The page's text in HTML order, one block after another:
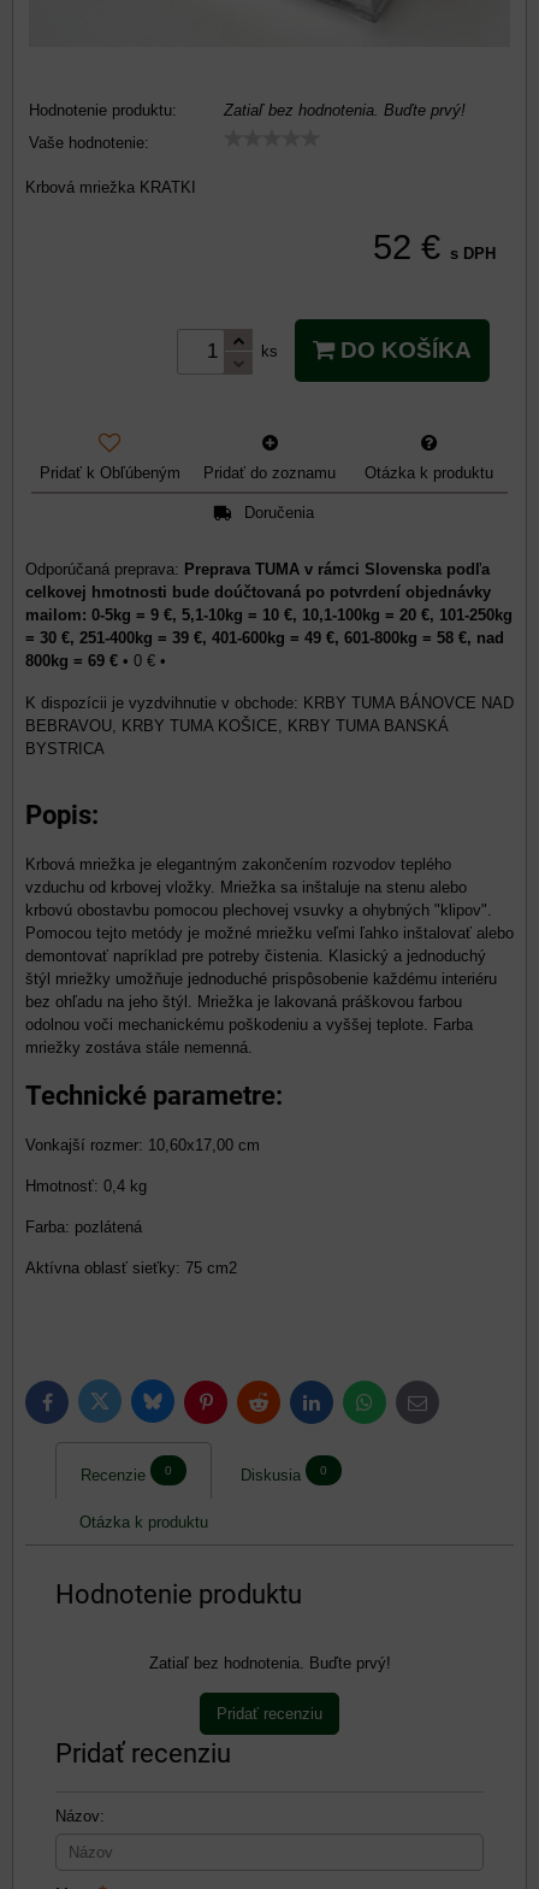
Hodnotenie produktu:
Zatiaľ bez hodnotenia. Buďte prvý!
Vaše hodnotenie:
Krbová mriežka KRATKI
52 € s DPH
ks DO KOŠÍKA
Pridať k Obľúbeným Pridať do zoznamu Otázka k produktu
Doručenia
Preprava TUMA v rámci Slovenska podľa
celkovej hmotnosti bude doúčtovaná po potvrdení objednávky
mailom: 0-5kg = 9 €, 5,1-10kg = 10 €, 10,1-100kg = 20 €, 101-250kg
= 30 €, 251-400kg = 39 €, 401-600kg = 49 €, 601-800kg = 58 €, nad
800kg = 69 € • 0 € •
KRBY TUMA BÁNOVCE NAD
BEBRAVOU, KRBY TUMA KOŠICE, KRBY TUMA BANSKÁ
BYSTRICA
Popis:
Krbová mriežka je elegantným zakončením rozvodov teplého
vzduchu od krbovej vložky. Mriežka sa inštaluje na stenu alebo
krbovú obostavbu pomocou plechovej vsuvky a ohybných "klipov".
Pomocou tejto metódy je možné mriežku veľmi ľahko inštalovať alebo
demontovať napríklad pre potreby čistenia. Klasický a jednoduchý
štýl mriežky umožňuje jednoduché prispôsobenie každému interiéru
bez ohľadu na jeho štýl. Mriežka je lakovaná práškovou farbou
odolnou voči mechanickému poškodeniu a vyššej teplote. Farba
mriežky zostáva stále nemenná.
Technické parametre:
Vonkajší rozmer: 10,60x17,00 cm
Hmotnosť: 0,4 kg
Farba: pozlátená
Aktívna oblasť sieťky: 75 cm2
FacebookTwitter BlueskyPinterestReddit LinkedInWhatsApp
E-
mail
Recenzie 0 Diskusia 0
Otázka k produktu
Hodnotenie produktu
Zatiaľ bez hodnotenia. Buďte prvý!
Pridať recenziu
Pridať recenziu
Názov: